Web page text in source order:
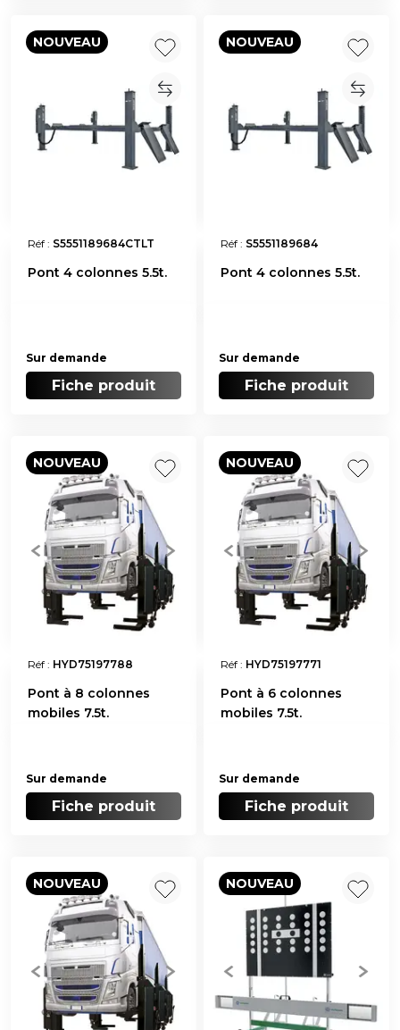
NOUVEAU
Réf : S5551189684CTLT
Pont 4 colonnes 5.5t.
Sur demande
Fiche produit
NOUVEAU
Réf : S5551189684
Pont 4 colonnes 5.5t.
Sur demande
Fiche produit
NOUVEAU
Réf : HYD75197788
Pont à 8 colonnes
mobiles 7.5t.
Sur demande
Fiche produit
NOUVEAU
Réf : HYD75197771
Pont à 6 colonnes
mobiles 7.5t.
Sur demande
Fiche produit
NOUVEAU NOUVEAU